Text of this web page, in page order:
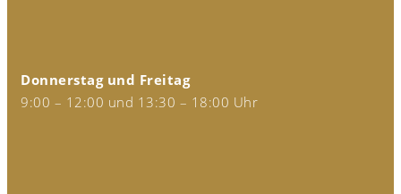
Donnerstag und Freitag
9:00 – 12:00 und 13:30 – 18:00 Uhr